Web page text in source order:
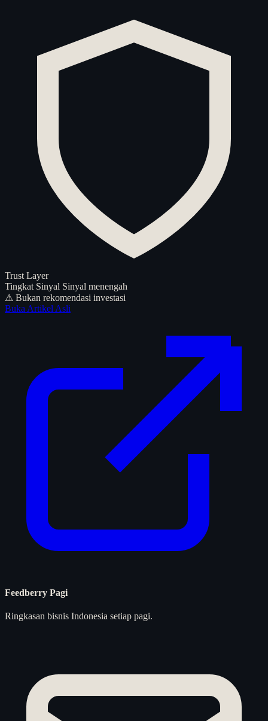
Trust Layer
Tingkat Sinyal Sinyal menengah
⚠ Bukan rekomendasi investasi
Buka Artikel Asli
Feedberry Pagi
Ringkasan bisnis Indonesia setiap pagi.